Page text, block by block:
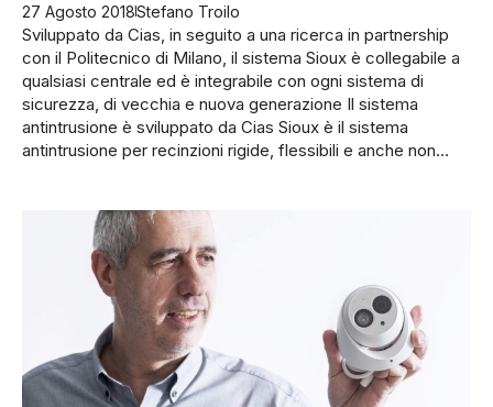
27 Agosto 2018Stefano Troilo
Sviluppato da Cias, in seguito a una ricerca in partnership
con il Politecnico di Milano, il sistema Sioux è collegabile a
qualsiasi centrale ed è integrabile con ogni sistema di
sicurezza, di vecchia e nuova generazione Il sistema
antintrusione è sviluppato da Cias Sioux è il sistema
antintrusione per recinzioni rigide, flessibili e anche non…